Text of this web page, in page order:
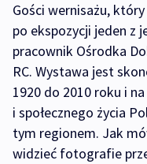
Gości wernisażu,
po ekspozycji jeden z
pracownik Ośrodka
RC. Wystawa jest
1920 do 2010 roku i
i społecznego życia
tym regionem. Jak
widzieć fotografie